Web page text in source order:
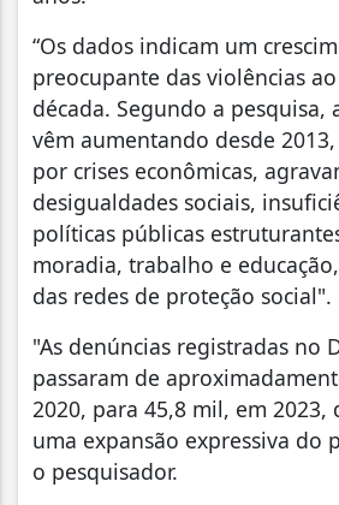
“Os dados indicam um
preocupante das violências
década. Segundo a pesquisa,
vêm aumentando desde
por crises econômicas,
desigualdades sociais,
políticas públicas
moradia, trabalho e
das redes de proteção social".
"As denúncias registradas no
passaram de
2020, para 45,8 mil, em 2023,
uma expansão expressiva do
o pesquisador.